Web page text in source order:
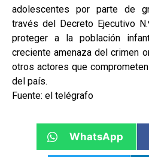
adolescentes por parte de
través del Decreto Ejecutivo
proteger a la población
creciente amenaza del crimen
otros actores que
del país.
Fuente: el telégrafo
WhatsApp